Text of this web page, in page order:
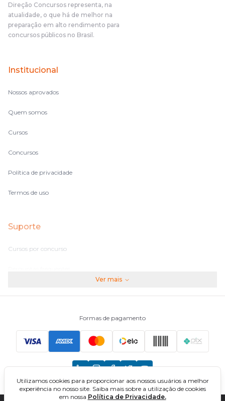
Direção Concursos representa, na
atualidade, o que há de melhor na
preparação em alto rendimento para
concursos públicos no Brasil.
Institucional
Nossos aprovados
Quem somos
Cursos
Concursos
Política de privacidade
Termos de uso
Suporte
Cursos por concurso
Principais Concursos
CNU
TCU
Ver mais
Formas de pagamento
Utilizamos cookies para proporcionar aos nossos usuários a melhor
experiência no nosso site. Saiba mais sobre a utilização de cookies
em nossa Política de Privacidade.